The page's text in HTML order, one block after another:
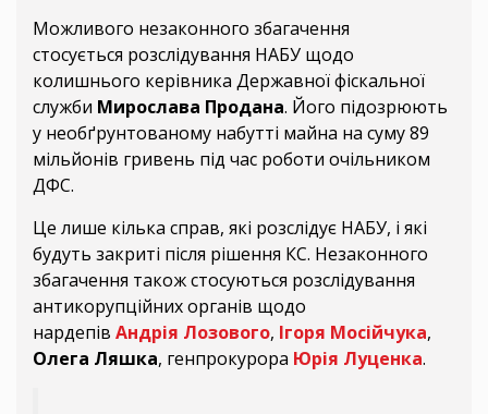
Можливого незаконного збагачення
стосується розслідування НАБУ щодо
колишнього керівника Державної фіскальної
служби Мирослава Продана. Його підозрюють
у необґрунтованому набутті майна на суму 89
мільйонів гривень під час роботи очільником
ДФС.
Це лише кілька справ, які розслідує НАБУ, і які
будуть закриті після рішення КС. Незаконного
збагачення також стосуються розслідування
антикорупційних органів щодо
нардепів Андрія Лозового, Ігоря Мосійчука,
Олега Ляшка, генпрокурора Юрія Луценка.